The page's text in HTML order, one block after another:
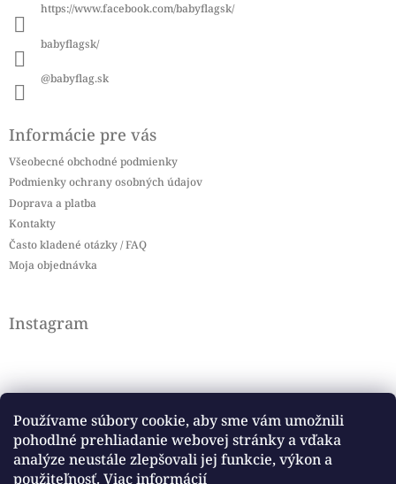
Používame súbory cookie, aby sme vám umožnili
pohodlné prehliadanie webovej stránky a vďaka
analýze neustále zlepšovali jej funkcie, výkon a
použiteľnosť. Viac informácií
https://www.facebook.com/babyflagsk/
babyflagsk/
@babyflag.sk
Informácie pre vás
Všeobecné obchodné podmienky
Podmienky ochrany osobných údajov
Doprava a platba
Kontakty
Často kladené otázky / FAQ
Moja objednávka
Instagram
Sledovať na Instagrame